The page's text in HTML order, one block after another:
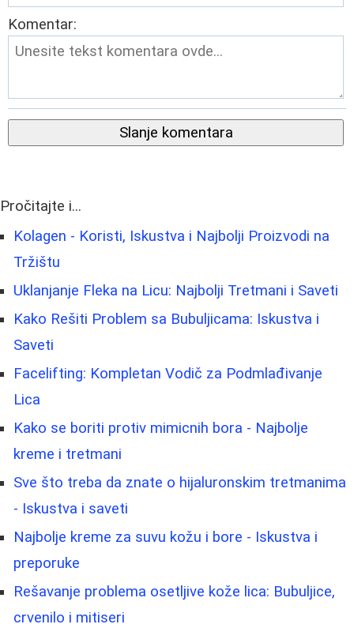
Komentar:
Slanje komentara
Pročitajte i...
Kolagen - Koristi, Iskustva i Najbolji Proizvodi na
Tržištu
Uklanjanje Fleka na Licu: Najbolji Tretmani i Saveti
Kako Rešiti Problem sa Bubuljicama: Iskustva i
Saveti
Facelifting: Kompletan Vodič za Podmlađivanje
Lica
Kako se boriti protiv mimicnih bora - Najbolje
kreme i tretmani
Sve što treba da znate o hijaluronskim tretmanima
- Iskustva i saveti
Najbolje kreme za suvu kožu i bore - Iskustva i
preporuke
Rešavanje problema osetljive kože lica: Bubuljice,
crvenilo i mitiseri